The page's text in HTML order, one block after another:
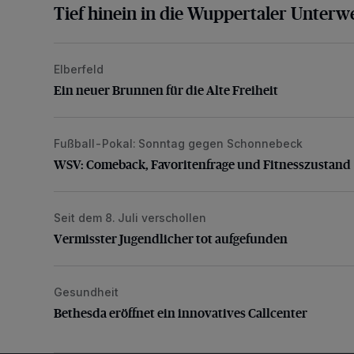
Tief hinein in die Wuppertaler
Ein neuer Brunnen für die Alte Freiheit
Elberfeld
Ein neuer Brunnen für die Alte Freiheit
WSV: Comeback, Favoritenfrage und
Fußball-Pokal: Sonntag gegen Schonnebeck
WSV: Comeback, Favoritenfrage und Fitnesszustand
Vermisster Jugendlicher tot aufgefunden
Seit dem 8. Juli verschollen
Vermisster Jugendlicher tot aufgefunden
Bethesda eröffnet ein innovatives Callcenter
Gesundheit
Bethesda eröffnet ein innovatives Callcenter